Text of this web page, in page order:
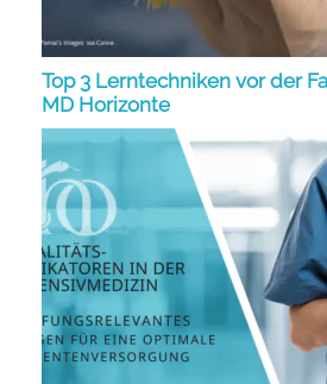
Top 3 Lerntechniken vor der
MD Horizonte